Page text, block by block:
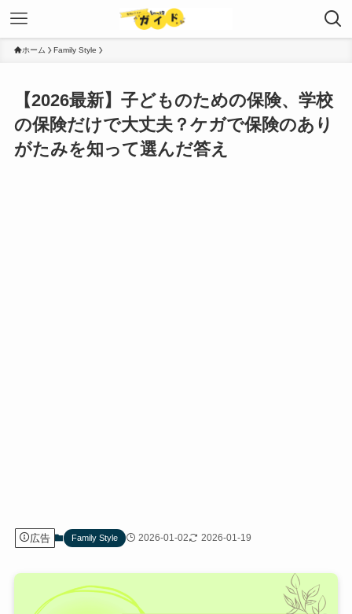
ホーム Family Style
【2026最新】子どものための保険、学校
の保険だけで大丈夫？ケガで保険のあり
がたみを知って選んだ答え
広告 Family Style 2026-01-02 2026-01-19